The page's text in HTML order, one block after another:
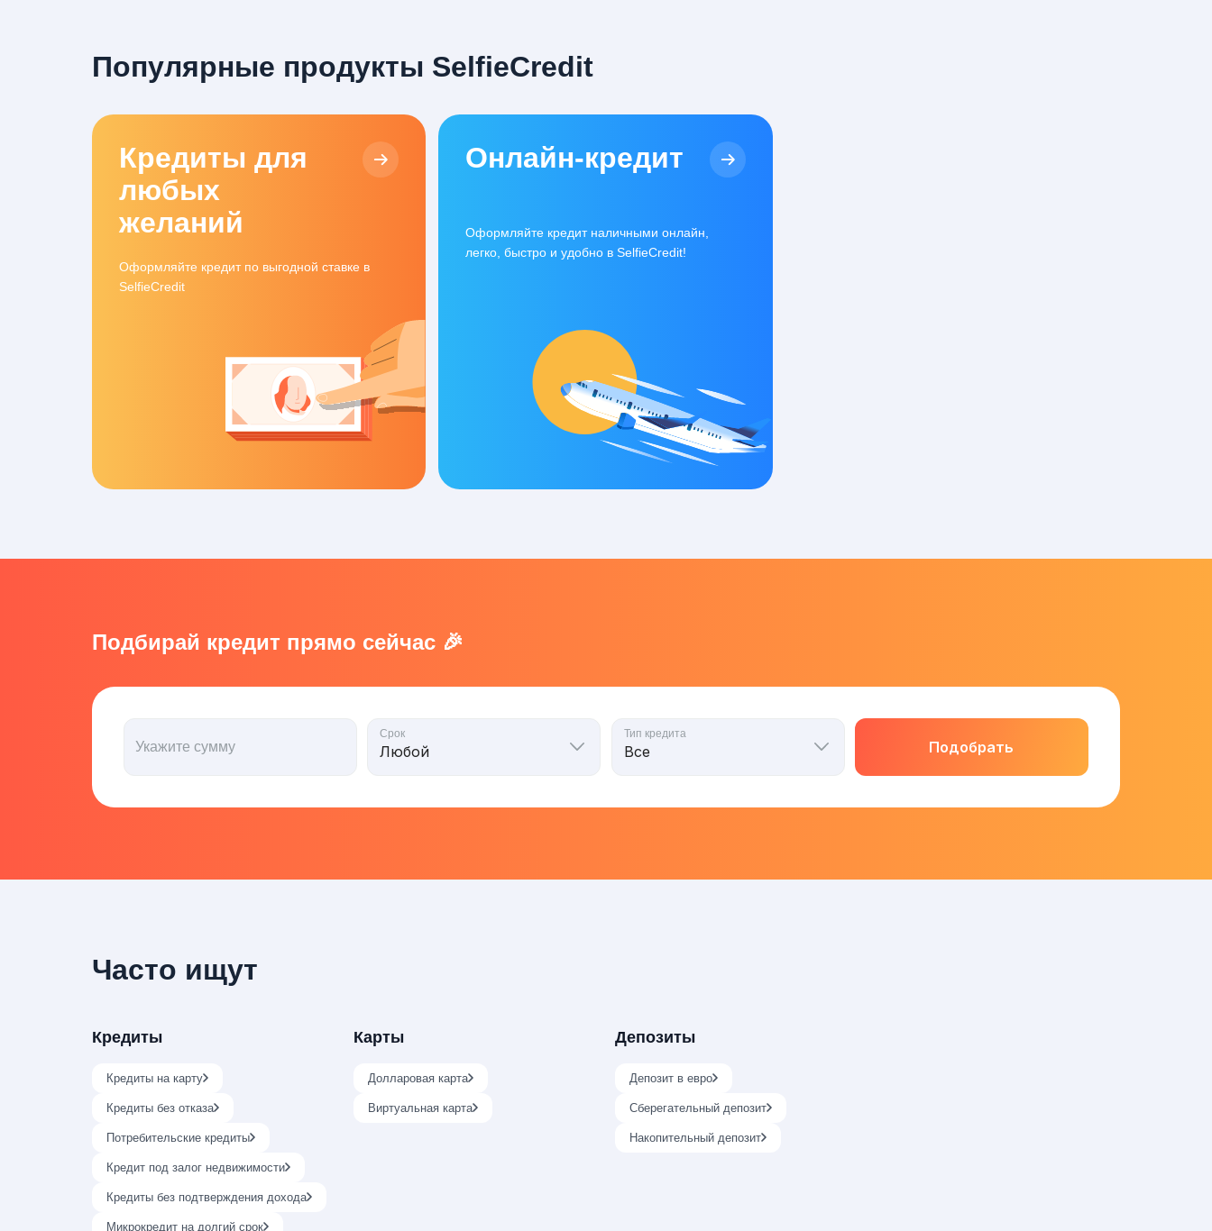
Популярные продукты SelfieCredit
Кредиты для
любых
желаний
Оформляйте кредит по выгодной ставке в
SelfieCredit
Онлайн-кредит
Оформляйте кредит наличными онлайн,
легко, быстро и удобно в SelfieCredit!
Подбирай кредит прямо сейчас 🎉
Укажите сумму
Срок Тип кредита
Подобрать
Часто ищут
Кредиты
Кредиты на карту
Кредиты без отказа
Потребительские кредиты
Кредит под залог недвижимости
Кредиты без подтверждения дохода
Микрокредит на долгий срок
Карты
Долларовая карта
Виртуальная карта
Депозиты
Депозит в евро
Сберегательный депозит
Накопительный депозит